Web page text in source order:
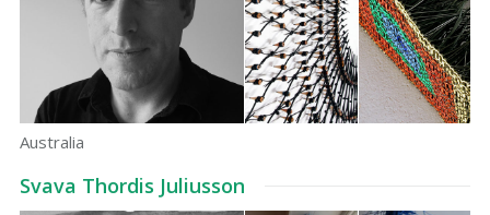
Australia
Svava Thordis Juliusson